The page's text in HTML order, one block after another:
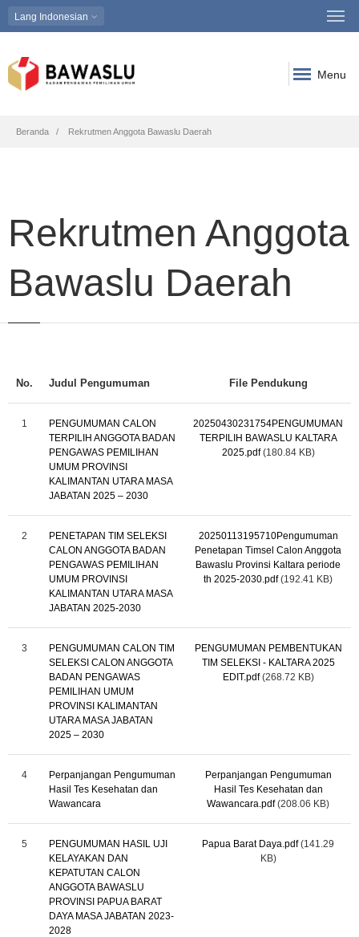
Lang Indonesian
Menu
Breadcrumb
Beranda Rekrutmen Anggota Bawaslu Daerah
Rekrutmen Anggota
Bawaslu Daerah
No. Judul Pengumuman File Pendukung
1
PENGUMUMAN CALON
TERPILIH ANGGOTA BADAN
PENGAWAS PEMILIHAN
UMUM PROVINSI
KALIMANTAN UTARA MASA
JABATAN 2025 – 2030
20250430231754PENGUMUMAN
TERPILIH BAWASLU KALTARA
2025.pdf (180.84 KB)
2
PENETAPAN TIM SELEKSI
CALON ANGGOTA BADAN
PENGAWAS PEMILIHAN
UMUM PROVINSI
KALIMANTAN UTARA MASA
JABATAN 2025-2030
20250113195710Pengumuman
Penetapan Timsel Calon Anggota
Bawaslu Provinsi Kaltara periode
th 2025-2030.pdf (192.41 KB)
3
PENGUMUMAN CALON TIM
SELEKSI CALON ANGGOTA
BADAN PENGAWAS
PEMILIHAN UMUM
PROVINSI KALIMANTAN
UTARA MASA JABATAN
2025 – 2030
PENGUMUMAN PEMBENTUKAN
TIM SELEKSI - KALTARA 2025
EDIT.pdf (268.72 KB)
4
Perpanjangan Pengumuman
Hasil Tes Kesehatan dan
Wawancara
Perpanjangan Pengumuman
Hasil Tes Kesehatan dan
Wawancara.pdf (208.06 KB)
5
PENGUMUMAN HASIL UJI
KELAYAKAN DAN
KEPATUTAN CALON
ANGGOTA BAWASLU
PROVINSI PAPUA BARAT
DAYA MASA JABATAN 2023-
2028
Papua Barat Daya.pdf (141.29
KB)